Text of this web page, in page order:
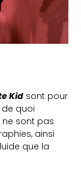
Kid sont pour
quoi
sont pas
ainsi
que la